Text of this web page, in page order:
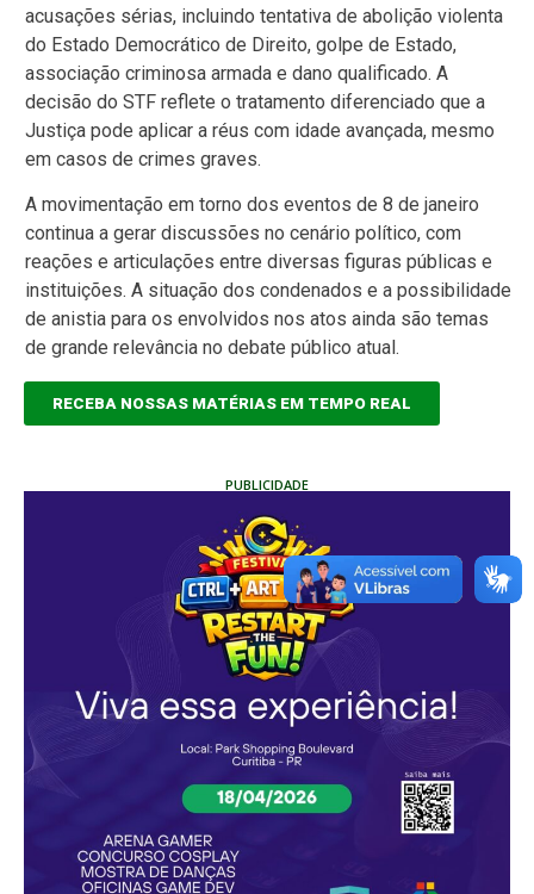
acusações sérias, incluindo tentativa de abolição violenta
do Estado Democrático de Direito, golpe de Estado,
associação criminosa armada e dano qualificado. A
decisão do STF reflete o tratamento diferenciado que a
Justiça pode aplicar a réus com idade avançada, mesmo
em casos de crimes graves.
A movimentação em torno dos eventos de 8 de janeiro
continua a gerar discussões no cenário político, com
reações e articulações entre diversas figuras públicas e
instituições. A situação dos condenados e a possibilidade
de anistia para os envolvidos nos atos ainda são temas
de grande relevância no debate público atual.
RECEBA NOSSAS MATÉRIAS EM TEMPO REAL
PUBLICIDADE